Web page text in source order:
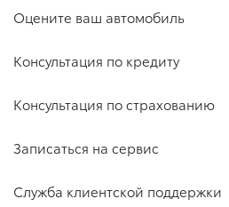
Оцените ваш автомобиль
Консультация по кредиту
Консультация по страхованию
Записаться на сервис
Служба клиентской поддержки